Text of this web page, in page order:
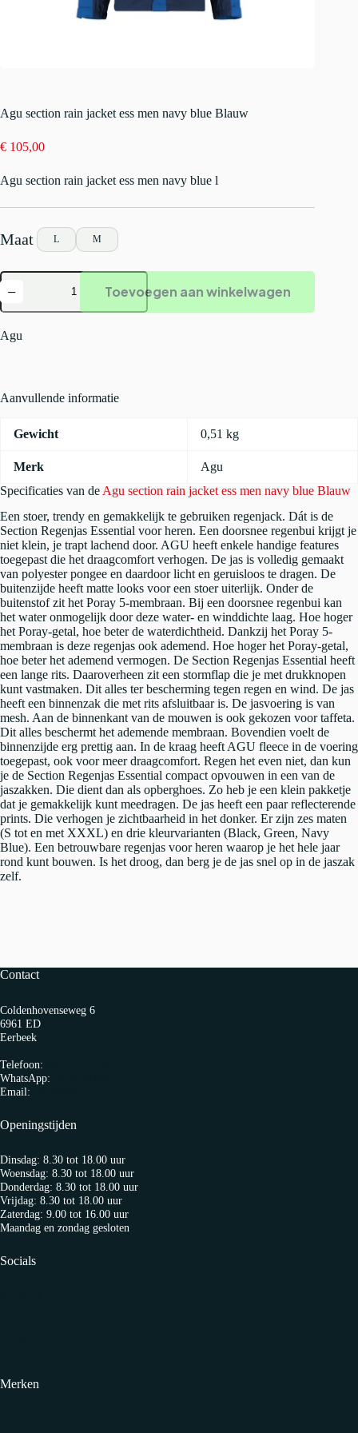
Agu section rain jacket ess men navy blue Blauw
€ 105,00
Agu section rain jacket ess men navy blue l
L M
Agu
section
rain
ess
men
aantal
Toevoegen aan winkelwagen
Agu
Specificaties van de Agu section rain jacket ess men navy blue Blauw
Een stoer, trendy en gemakkelijk te gebruiken regenjack. Dát is de
Section Regenjas Essential voor heren. Een doorsnee regenbui krijgt je
niet klein, je trapt lachend door. AGU heeft enkele handige features
toegepast die het draagcomfort verhogen. De jas is volledig gemaakt
van polyester pongee en daardoor licht en geruisloos te dragen. De
buitenzijde heeft matte looks voor een stoer uiterlijk. Onder de
buitenstof zit het Poray 5-membraan. Bij een doorsnee regenbui kan
het water onmogelijk door deze water- en winddichte laag. Hoe hoger
het Poray-getal, hoe beter de waterdichtheid. Dankzij het Poray 5-
membraan is deze regenjas ook ademend. Hoe hoger het Poray-getal,
hoe beter het ademend vermogen. De Section Regenjas Essential heeft
een lange rits. Daaroverheen zit een stormflap die je met drukknopen
kunt vastmaken. Dit alles ter bescherming tegen regen en wind. De jas
heeft een binnenzak die met rits afsluitbaar is. De jasvoering is van
mesh. Aan de binnenkant van de mouwen is ook gekozen voor taffeta.
Dit alles beschermt het ademende membraan. Bovendien voelt de
binnenzijde erg prettig aan. In de kraag heeft AGU fleece in de voering
toegepast, ook voor meer draagcomfort. Regen het even niet, dan kun
je de Section Regenjas Essential compact opvouwen in een van de
jaszakken. Die dient dan als opberghoes. Zo heb je een klein pakketje
dat je gemakkelijk kunt meedragen. De jas heeft een paar reflecterende
prints. Die verhogen je zichtbaarheid in het donker. Er zijn zes maten
(S tot en met XXXL) en drie kleurvarianten (Black, Green, Navy
Blue). Een betrouwbare regenjas voor heren waarop je het hele jaar
rond kunt bouwen. Is het droog, dan berg je de jas snel op in de jaszak
zelf.
Aanvullende informatie
Gewicht 0,51 kg
Merk Agu
Contact
Coldenhovenseweg 6
6961 ED
Eerbeek
Telefoon:
WhatsApp:
Email:
Openingstijden
Dinsdag: 8.30 tot 18.00 uur
Woensdag: 8.30 tot 18.00 uur
Donderdag: 8.30 tot 18.00 uur
Vrijdag: 8.30 tot 18.00 uur
Zaterdag: 9.00 tot 16.00 uur
Maandag en zondag gesloten
Socials
Merken